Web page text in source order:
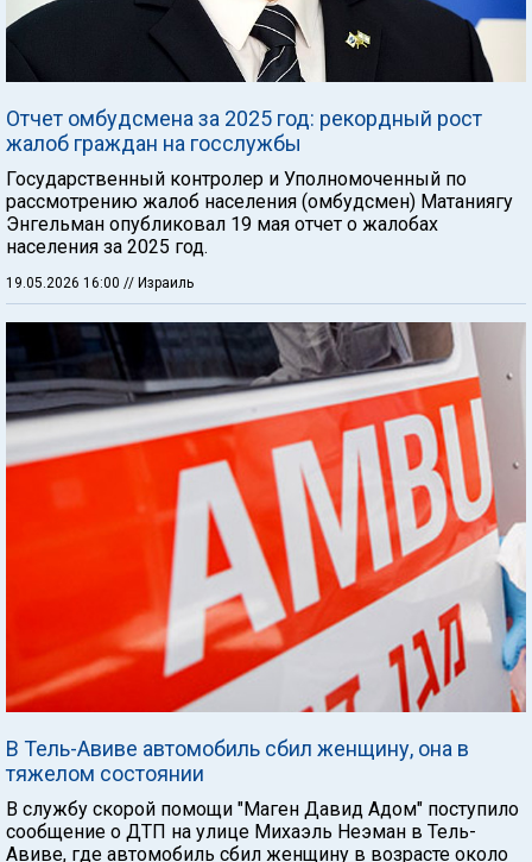
Отчет омбудсмена за 2025 год: рекордный рост
жалоб граждан на госслужбы
Государственный контролер и Уполномоченный по
рассмотрению жалоб населения (омбудсмен) Матаниягу
Энгельман опубликовал 19 мая отчет о жалобах
населения за 2025 год.
19.05.2026 16:00 // Израиль
В Тель-Авиве автомобиль сбил женщину, она в
тяжелом состоянии
В службу скорой помощи "Маген Давид Адом" поступило
сообщение о ДТП на улице Михаэль Неэман в Тель-
Авиве, где автомобиль сбил женщину в возрасте около